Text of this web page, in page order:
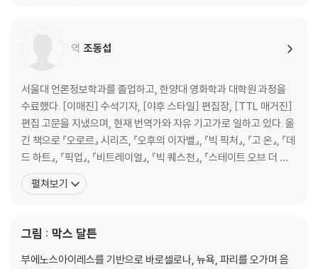
역 조동섭
서울대 언론정보학과를 졸업하고, 한양대 영화학과 대학원 과정을
수료했다. [이매진] 수석기자, [야후 스타일] 편집장, [TTL 매거진]
편집 고문을 지냈으며, 현재 번역가와 자유 기고가로 일하고 있다. 옮
긴 책으로 『오로르』 시리즈, 『오후의 이자벨』, 『빅 픽처』, 『고 온』, 『데
드 하트』, 『픽업』, 『비트레이얼』, 『빅 퀘스천』, 『스테이트 오브 더 유
니언』, 『파이브 데이즈』, 『더 잡』, 『템테이션』, 『파리5구의 여인』, 『모
멘트』, 『파리에 간 고양이』, 『프로방스에 간 고양이』, 『마술사 카터,
펼쳐보기
그림 : 막스 달튼
부에노스아이레스를 기반으로 바로셀로나, 뉴욕, 파리를 오가며 음